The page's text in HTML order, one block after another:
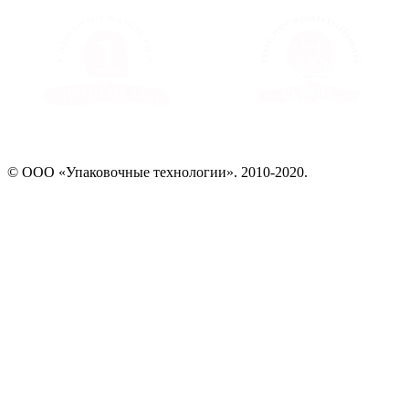
© ООО «Упаковочные технологии». 2010-2020.